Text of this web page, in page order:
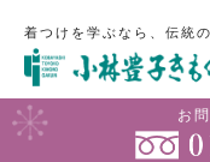
着つけを学ぶなら、伝統
お